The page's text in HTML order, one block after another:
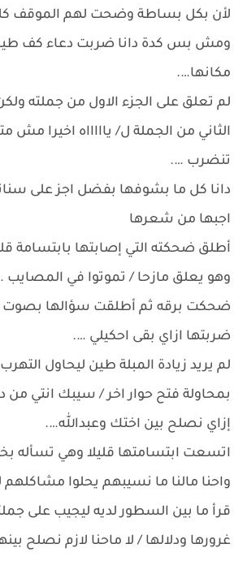
لأن بكل بساطة وضحت لهم الموقف
ومش بس كدة دانا ضربت دعاء كف
مكانها….
لم تعلق على الجزء الاول من جملته
الثاني من الجملة ل/ ياااااه اخيرا مش
تنضرب ….
دانا كل ما بشوفها بفضل اجز على
اجبها من شعرها
أطلق ضحكته التي إصابتها بابتسامة
وهو يعلق مازحا / تموتوا في المصايب
ضحكت برقه ثم أطلقت سؤالها
ضربتها ازاي بقى احكيلي ….
لم يريد زيادة المبلة طين ليحاول
بمحاولة فتح حوار اخر / سيبك انتي من
إزاي نصلح بين اختك وعبدالله….
اتسعت ابتسامتها قليلا وهي تسأله
واحنا مالنا ما نسيبهم يحلوا
قرأ ما بين السطور لديه ليجيب على
غرورها ودلالها / لا ماحنا لازم نصلح